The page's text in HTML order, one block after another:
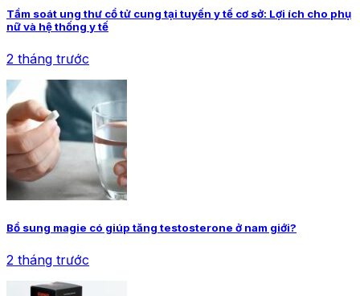
Tầm soát ung thư cổ tử cung tại tuyến y tế cơ sở: Lợi ích cho phụ
nữ và hệ thống y tế
2 tháng trước
Bổ sung magie có giúp tăng testosterone ở nam giới?
2 tháng trước